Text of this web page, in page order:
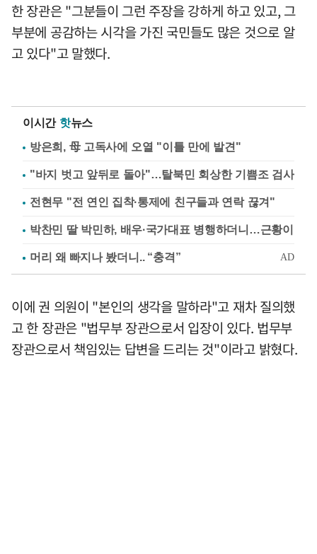
한 장관은 "그분들이 그런 주장을 강하게 하고 있고, 그
부분에 공감하는 시각을 가진 국민들도 많은 것으로 알
고 있다"고 말했다.
이시간 핫뉴스
방은희, 母 고독사에 오열 "이틀 만에 발견"
"바지 벗고 앞뒤로 돌아"…탈북민 회상한 기쁨조 검사
전현무 "전 연인 집착·통제에 친구들과 연락 끊겨"
박찬민 딸 박민하, 배우·국가대표 병행하더니…근황이
이에 권 의원이 "본인의 생각을 말하라"고 재차 질의했
고 한 장관은 "법무부 장관으로서 입장이 있다. 법무부
장관으로서 책임있는 답변을 드리는 것"이라고 밝혔다.